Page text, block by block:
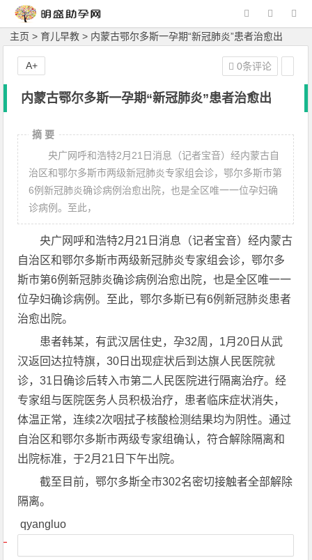
主页 >育儿早教 > 内蒙古鄂尔多斯一孕期“新冠肺炎”患者治愈出
内蒙古鄂尔多斯一孕期“新冠肺炎”患者治愈出
摘 要
央广网呼和浩特2月21日消息（记者宝音）经内蒙古自
治区和鄂尔多斯市两级新冠肺炎专家组会诊，鄂尔多斯市第
6例新冠肺炎确诊病例治愈出院，也是全区唯一一位孕妇确
诊病例。至此，
央广网呼和浩特2月21日消息（记者宝音）经内蒙古
自治区和鄂尔多斯市两级新冠肺炎专家组会诊，鄂尔多
斯市第6例新冠肺炎确诊病例治愈出院，也是全区唯一一
位孕妇确诊病例。至此，鄂尔多斯已有6例新冠肺炎患者
治愈出院。
患者韩某，有武汉居住史，孕32周，1月20日从武
汉返回达拉特旗，30日出现症状后到达旗人民医院就
诊，31日确诊后转入市第二人民医院进行隔离治疗。经
专家组与医院医务人员积极治疗，患者临床症状消失，
体温正常，连续2次咽拭子核酸检测结果均为阴性。通过
自治区和鄂尔多斯市两级专家组确认，符合解除隔离和
出院标准，于2月21日下午出院。
截至目前，鄂尔多斯全市302名密切接触者全部解除
隔离。
qyangluo
文章导航
0条评论
A+